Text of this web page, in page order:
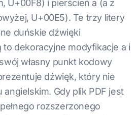
U+00F8) i pierścień a (a z
U+00E5). Te trzy litery
duńskie dźwięki
to dekoracyjne modyfikacje a i
własny punkt kodowy
dźwięk, który nie
Gdy plik PDF jest
rozszerzonego